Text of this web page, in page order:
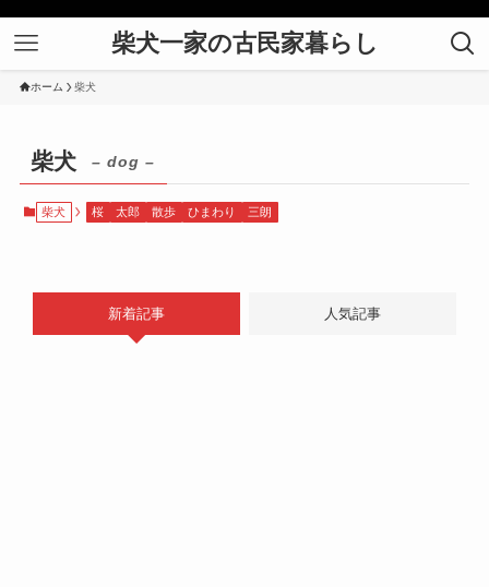
柴犬一家の古民家暮らし
ホーム 柴犬
柴犬 – dog –
柴犬 桜 太郎 散歩 ひまわり 三朗
新着記事 人気記事